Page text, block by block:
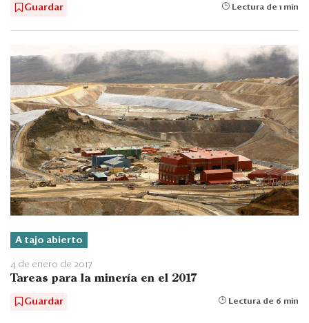
Guardar Lectura de 1 min
A tajo abierto
4 de enero de 2017
Tareas para la minería en el 2017
Guardar Lectura de 6 min